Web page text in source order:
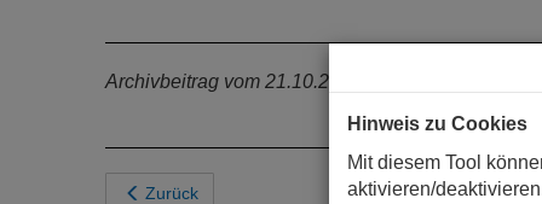
Archivbeitrag vom 21.10.2011
Zurück
Hinweis zu Cookies
Mit diesem Tool
aktivieren/